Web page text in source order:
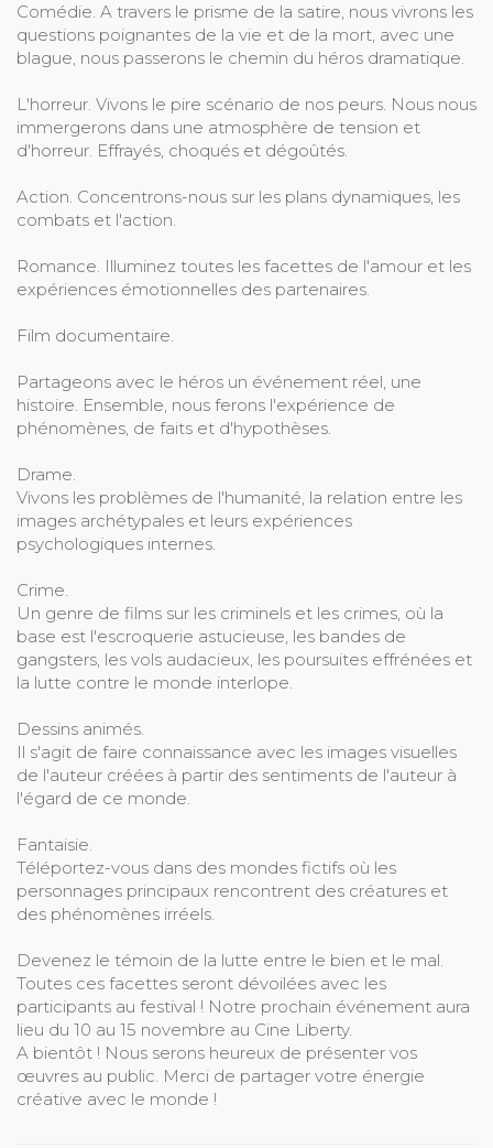
Comédie. A travers le prisme de la satire, nous vivrons les
questions poignantes de la vie et de la mort, avec une
blague, nous passerons le chemin du héros dramatique.
L'horreur. Vivons le pire scénario de nos peurs. Nous nous
immergerons dans une atmosphère de tension et
d'horreur. Effrayés, choqués et dégoûtés.
Action. Concentrons-nous sur les plans dynamiques, les
combats et l'action.
Romance. Illuminez toutes les facettes de l'amour et les
expériences émotionnelles des partenaires.
Film documentaire.
Partageons avec le héros un événement réel, une
histoire. Ensemble, nous ferons l'expérience de
phénomènes, de faits et d'hypothèses.
Drame.
Vivons les problèmes de l'humanité, la relation entre les
images archétypales et leurs expériences
psychologiques internes.
Crime.
Un genre de films sur les criminels et les crimes, où la
base est l'escroquerie astucieuse, les bandes de
gangsters, les vols audacieux, les poursuites effrénées et
la lutte contre le monde interlope.
Dessins animés.
Il s'agit de faire connaissance avec les images visuelles
de l'auteur créées à partir des sentiments de l'auteur à
l'égard de ce monde.
Fantaisie.
Téléportez-vous dans des mondes fictifs où les
personnages principaux rencontrent des créatures et
des phénomènes irréels.
Devenez le témoin de la lutte entre le bien et le mal.
Toutes ces facettes seront dévoilées avec les
participants au festival ! Notre prochain événement aura
lieu du 10 au 15 novembre au Cine Liberty.
A bientôt ! Nous serons heureux de présenter vos
œuvres au public. Merci de partager votre énergie
créative avec le monde !